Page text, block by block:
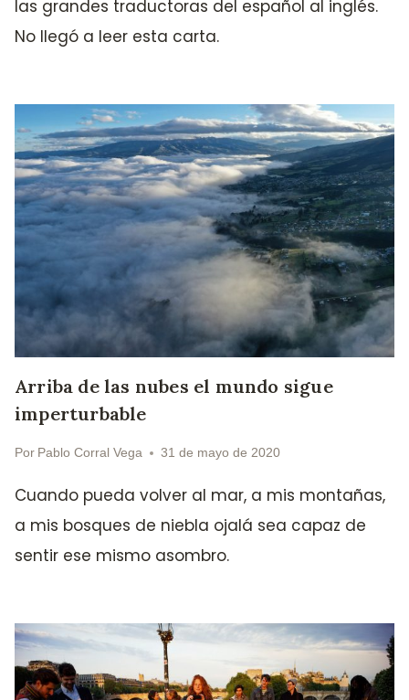
las grandes traductoras del español al inglés.
No llegó a leer esta carta.
Arriba de las nubes el mundo sigue
imperturbable
Por Pablo Corral Vega 31 de mayo de 2020
Cuando pueda volver al mar, a mis montañas,
a mis bosques de niebla ojalá sea capaz de
sentir ese mismo asombro.